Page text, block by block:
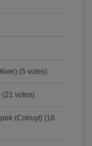
(5 votes)
(21 votes)
(Colruyt) (16